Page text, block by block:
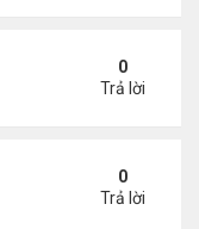
17/21
0
Trả lời
12/17/21
0
Trả lời